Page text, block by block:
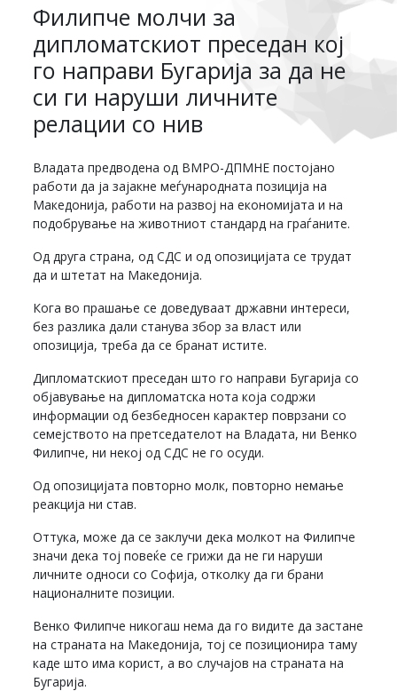
Филипче молчи за
дипломатскиот преседан кој
го направи Бугарија за да не
си ги наруши личните
релации со нив
Владата предводена од ВМРО-ДПМНЕ постојано
работи да ја зајакне меѓународната позиција на
Македонија, работи на развој на економијата и на
подобрување на животниот стандард на граѓаните.
Од друга страна, од СДС и од опозицијата се трудат
да и штетат на Македонија.
Кога во прашање се доведуваат државни интереси,
без разлика дали станува збор за власт или
опозиција, треба да се бранат истите.
Дипломатскиот преседан што го направи Бугарија со
објавување на дипломатска нота која содржи
информации од безбедносен карактер поврзани со
семејството на претседателот на Владата, ни Венко
Филипче, ни некој од СДС не го осуди.
Од опозицијата повторно молк, повторно немање
реакција ни став.
Оттука, може да се заклучи дека молкот на Филипче
значи дека тој повеќе се грижи да не ги наруши
личните односи со Софија, отколку да ги брани
националните позиции.
Венко Филипче никогаш нема да го видите да застане
на страната на Македонија, тој се позиционира таму
каде што има корист, а во случајов на страната на
Бугарија.